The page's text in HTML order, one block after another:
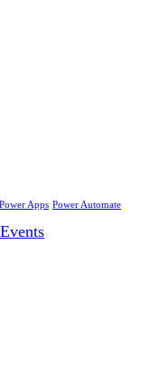
Power Apps Power Automate